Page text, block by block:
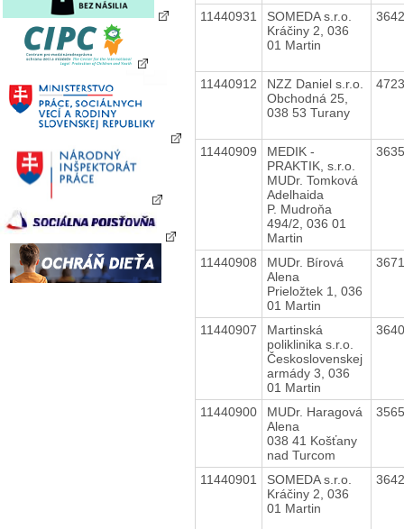
11440931
SOMEDA s.r.o.
Kráčiny 2, 036
01 Martin
11440912
NZZ Daniel s.r.o.
Obchodná 25,
038 53 Turany
11440909
MEDIK -
PRAKTIK, s.r.o.
MUDr. Tomková
Adelhaida
P. Mudroňa
494/2, 036 01
Martin
11440908
MUDr. Bírová
Alena
Prieložtek 1, 036
01 Martin
11440907
Martinská
poliklinika s.r.o.
Československej
armády 3, 036
01 Martin
11440900
MUDr. Haragová
Alena
038 41 Košťany
nad Turcom
11440901
SOMEDA s.r.o.
Kráčiny 2, 036
01 Martin